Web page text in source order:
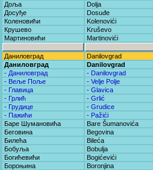
Доља
Dolja
Досуђе
Dosuđe
Коленовићи
Kolenovići
Крушево
Kruševo
Мартиновићи
Martinovići
Даниловград
Danilovgrad
Даниловград
Danilovgrad
- Даниловград
- Danilovgrad
- Веље Поље
- Velje Polje
- Главица
- Glavica
- Грлић
- Grlić
- Грудице
- Grudice
- Пажићи
- Pažići
Баре Шумановића
Bare Šumanovića
Беговина
Begovina
Билећа
Bileća
Бобуља
Bobulja
Богићевићи
Bogićevići
Бороњина
Boronjina